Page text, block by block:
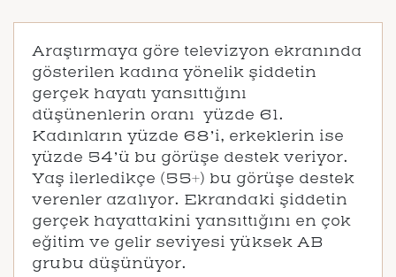
Araştırmaya göre televizyon ekranında
gösterilen kadına yönelik şiddetin
gerçek hayatı yansıttığını
düşünenlerin oranı yüzde 61.
Kadınların yüzde 68’i, erkeklerin ise
yüzde 54’ü bu görüşe destek veriyor.
Yaş ilerledikçe (55+) bu görüşe destek
verenler azalıyor. Ekrandaki şiddetin
gerçek hayattakini yansıttığını en çok
eğitim ve gelir seviyesi yüksek AB
grubu düşünüyor.